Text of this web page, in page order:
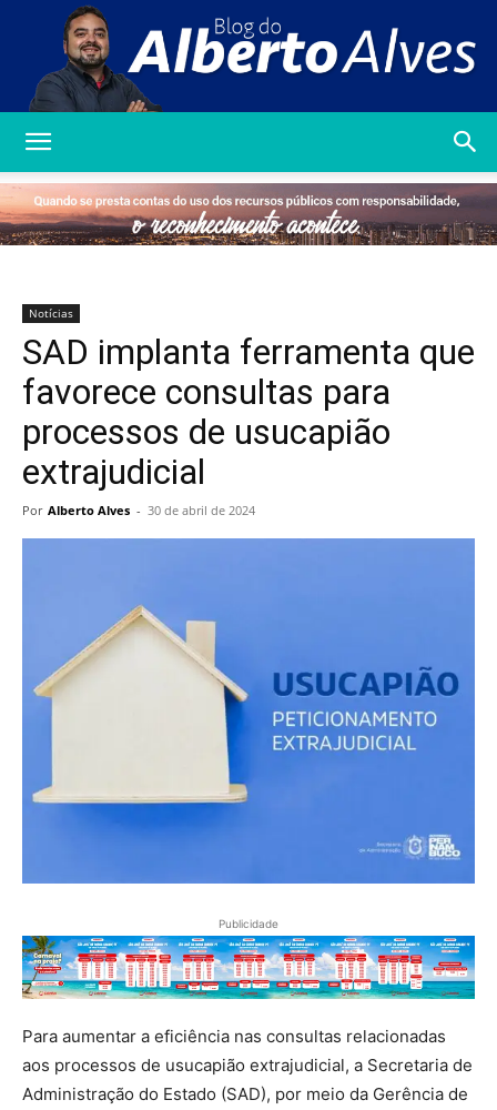
Alberto
Notícias
SAD implanta ferramenta que
favorece consultas para
processos de usucapião
extrajudicial
Por Alberto Alves - 30 de abril de 2024
Publicidade
Para aumentar a eficiência nas consultas relacionadas
aos processos de usucapião extrajudicial, a Secretaria de
Administração do Estado (SAD), por meio da Gerência de